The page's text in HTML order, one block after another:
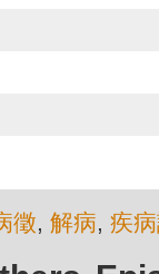
徵, 解病, 疾